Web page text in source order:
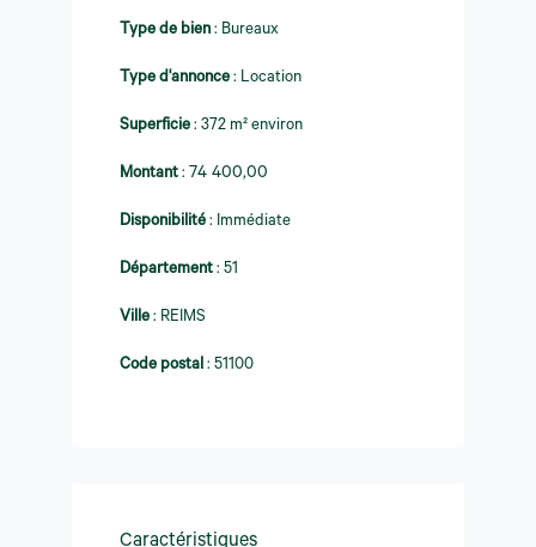
Type de bien : Bureaux
Type d'annonce : Location
Superficie : 372 m² environ
Montant : 74 400,00
Disponibilité : Immédiate
Département : 51
Ville : REIMS
Code postal : 51100
Caractéristiques